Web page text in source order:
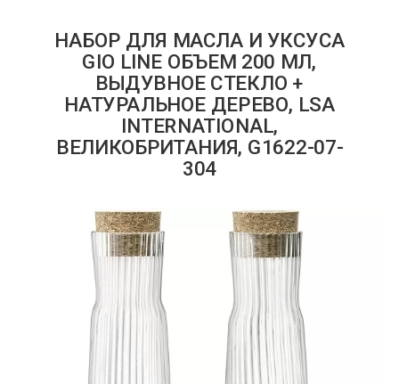
НАБОР ДЛЯ МАСЛА И УКСУСА
GIO LINE ОБЪЕМ 200 МЛ,
ВЫДУВНОЕ СТЕКЛО +
НАТУРАЛЬНОЕ ДЕРЕВО, LSA
INTERNATIONAL,
ВЕЛИКОБРИТАНИЯ, G1622-07-
304